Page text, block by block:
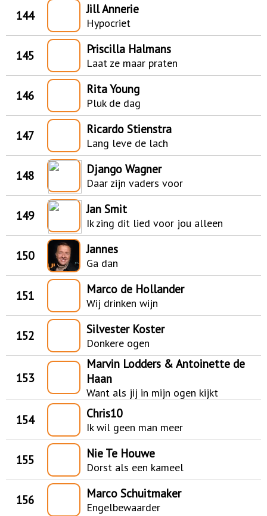
144 Jill Annerie
Hypocriet
145 Priscilla Halmans
Laat ze maar praten
146 Rita Young
Pluk de dag
147 Ricardo Stienstra
Lang leve de lach
148 Django Wagner
Daar zijn vaders voor
149 Jan Smit
Ik zing dit lied voor jou alleen
150 Jannes
Ga dan
151 Marco de Hollander
Wij drinken wijn
152 Silvester Koster
Donkere ogen
153
Marvin Lodders & Antoinette de
Haan
Want als jij in mijn ogen kijkt
154 Chris10
Ik wil geen man meer
155 Nie Te Houwe
Dorst als een kameel
156 Marco Schuitmaker
Engelbewaarder